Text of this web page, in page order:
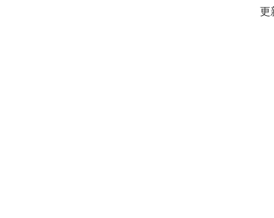
た。大人気のタックカーゴを夏にぴったりの素材で作
更